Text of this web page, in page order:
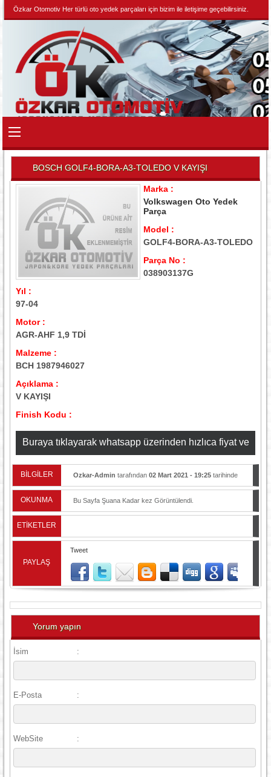
Özkar Otomotiv Her türlü oto yedek parçaları için bizim ile iletişime geçebilirsiniz.
BOSCH GOLF4-BORA-A3-TOLEDO V KAYIŞI
Marka :
Volkswagen Oto Yedek
Parça
Model :
GOLF4-BORA-A3-TOLEDO
Parça No :
038903137G
Yıl :
97-04
Motor :
AGR-AHF 1,9 TDİ
Malzeme :
BCH 1987946027
Açıklama :
V KAYIŞI
Finish Kodu :
Buraya tıklayarak whatsapp üzerinden hızlıca fiyat ve
stok bilgisi alabilirsiniz
BİLGİLER Ozkar-Admin tarafından 02 Mart 2021 - 19:25tarihinde
OKUNMA Bu Sayfa Şuana Kadar kez Görüntülendi.
ETİKETLER
PAYLAŞ
Tweet
Yorum yapın
İsim :
E-Posta :
WebSite :